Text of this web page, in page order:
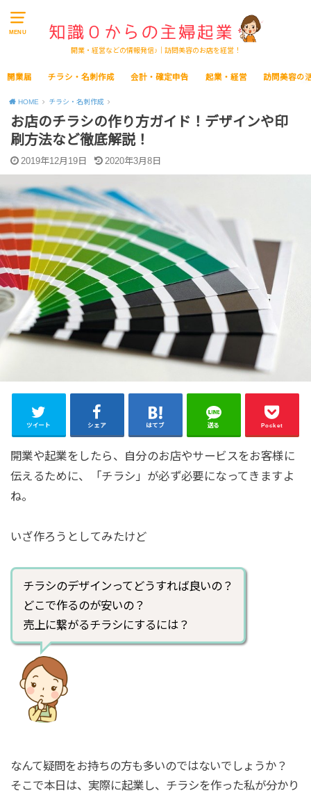
MENU
開業・経営などの情報発信♪｜訪問美容のお店を経営！
開業届 チラシ・名刺作成 会計・確定申告 起業・経営 訪問美容の
HOME チラシ・名刺作成
お店のチラシの作り方ガイド！デザインや印
刷方法など徹底解説！
2019年12月19日 2020年3月8日
ツイート シェア はてブ 送る Pocket
開業や起業をしたら、自分のお店やサービスをお客様に
伝えるために、「チラシ」が必ず必要になってきますよ
ね。
いざ作ろうとしてみたけど
チラシのデザインってどうすれば良いの？
どこで作るのが安いの？
売上に繋がるチラシにするには？
なんて疑問をお持ちの方も多いのではないでしょうか？
そこで本日は、実際に起業し、チラシを作った私が分かり